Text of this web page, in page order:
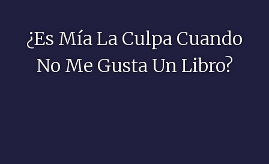
¿Es Mía La Culpa Cuando
No Me Gusta Un Libro?